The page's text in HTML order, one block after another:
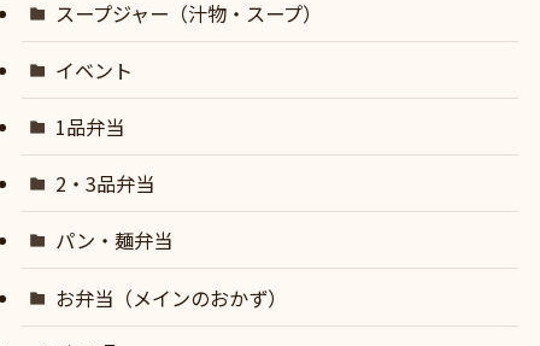
スープジャー（汁物・スープ）
イベント
1品弁当
2・3品弁当
パン・麺弁当
お弁当（メインのおかず）